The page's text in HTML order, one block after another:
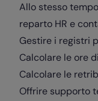
Allo stesso
reparto HR e
Gestire i registri
Calcolare le ore
Calcolare le
Offrire supporto